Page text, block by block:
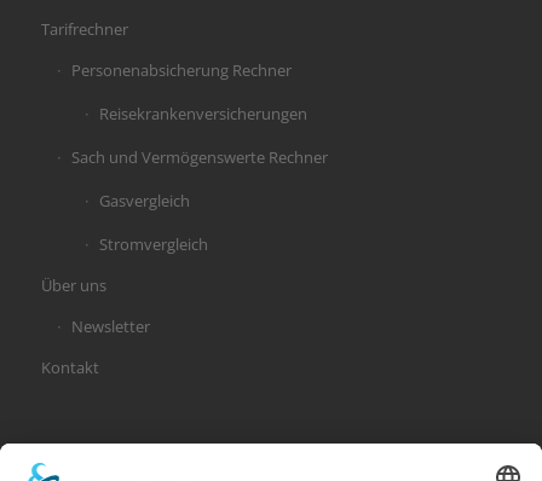
Tarifrechner
Personenabsicherung Rechner
Reisekrankenversicherungen
Sach und Vermögenswerte Rechner
Gasvergleich
Stromvergleich
Über uns
Newsletter
Kontakt